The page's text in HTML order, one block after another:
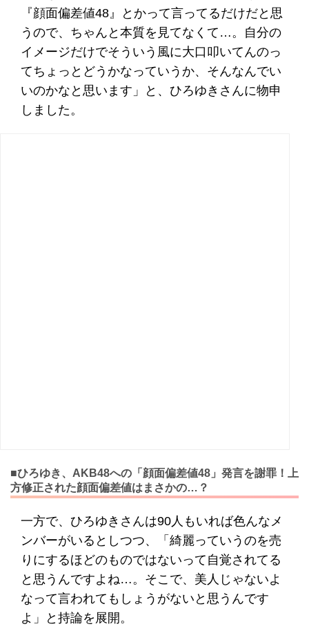
『顔面偏差値48』とかって言ってるだけだと思
うので、ちゃんと本質を見てなくて…。自分の
イメージだけでそういう風に大口叩いてんのっ
てちょっとどうかなっていうか、そんなんでい
いのかなと思います」と、ひろゆきさんに物申
しました。
■ひろゆき、AKB48への「顔面偏差値48」発言を謝罪！上
方修正された顔面偏差値はまさかの…？
一方で、ひろゆきさんは90人もいれば色んなメ
ンバーがいるとしつつ、「綺麗っていうのを売
りにするほどのものではないって自覚されてる
と思うんですよね…。そこで、美人じゃないよ
なって言われてもしょうがないと思うんです
よ」と持論を展開。